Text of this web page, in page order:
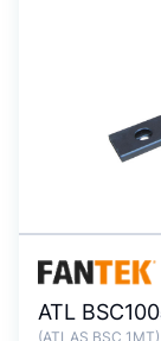
ATL BSC100
(ATLAS BSC 1MT)